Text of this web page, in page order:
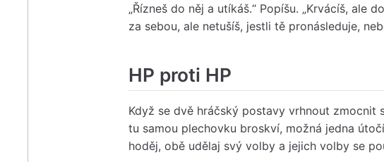
„Řízneš do něj a utíkáš.“ Popíšu. „Krvácíš, ale
za sebou, ale netušíš, jestli tě pronásleduje,
HP proti HP
Když se dvě hráčský postavy vrhnout zmocnit
tu samou plechovku broskví, možná jedna
hoděj, obě udělaj svý volby a jejich volby se